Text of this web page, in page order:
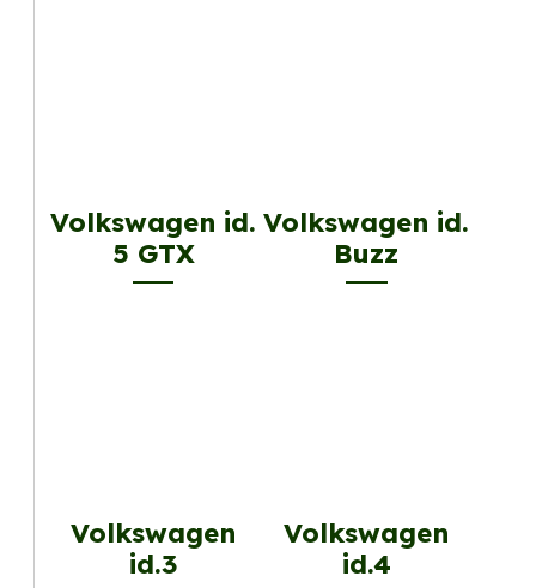
Volkswagen id.
5 GTX
Volkswagen id.
Buzz
Volkswagen
id.3
Volkswagen
id.4